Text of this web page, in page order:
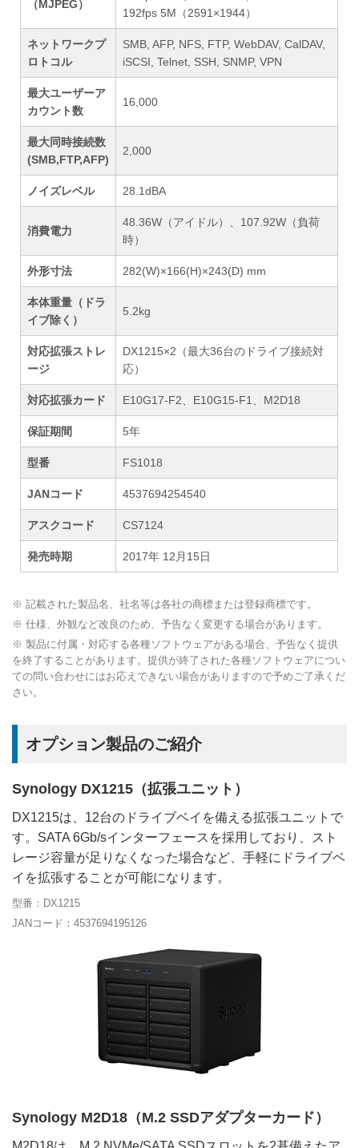
（MJPEG）
192fps 5M（2591×1944）
ネットワークプ
ロトコル
SMB, AFP, NFS, FTP, WebDAV, CalDAV,
iSCSI, Telnet, SSH, SNMP, VPN
最大ユーザーア
カウント数
16,000
最大同時接続数
(SMB,FTP,AFP)
2,000
ノイズレベル 28.1dBA
消費電力
48.36W（アイドル）、107.92W（負荷
時）
外形寸法 282(W)×166(H)×243(D) mm
本体重量（ドラ
イブ除く）
5.2kg
対応拡張ストレ
ージ
DX1215×2（最大36台のドライブ接続対
応）
対応拡張カード E10G17-F2、E10G15-F1、M2D18
保証期間 5年
型番 FS1018
JANコード 4537694254540
アスクコード CS7124
発売時期 2017年 12月15日
※ 記載された製品名、社名等は各社の商標または登録商標です。
※ 仕様、外観など改良のため、予告なく変更する場合があります。
※ 製品に付属・対応する各種ソフトウェアがある場合、予告なく提供
を終了することがあります。提供が終了された各種ソフトウェアについ
ての問い合わせにはお応えできない場合がありますので予めご了承くだ
さい。
オプション製品のご紹介
Synology DX1215（拡張ユニット）
DX1215は、12台のドライブベイを備える拡張ユニットで
す。SATA 6Gb/sインターフェースを採用しており、スト
レージ容量が足りなくなった場合など、手軽にドライブベ
イを拡張することが可能になります。
型番：DX1215
JANコード：4537694195126
Synology M2D18（M.2 SSDアダプターカード）